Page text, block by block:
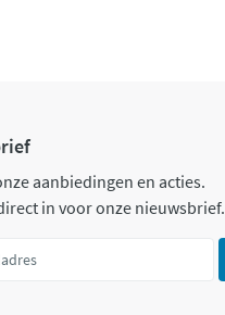
aanbiedingen en acties.
in voor onze nieuwsbrief.